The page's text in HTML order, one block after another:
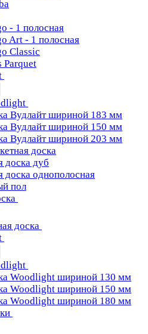
- 1 полосная
Art - 1 полосная
Classiс
Parquet
Вудлайт шириной 183 мм
Вудлайт шириной 150 мм
Вудлайт шириной 203 мм
доска
доска дуб
доска однополосная
пол
доска
Woodlight шириной 130 мм
Woodlight шириной 150 мм
Woodlight шириной 180 мм